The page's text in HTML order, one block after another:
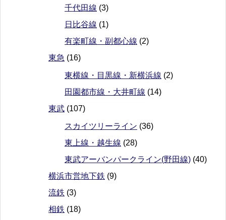
千代田線 (3)
日比谷線 (1)
有楽町線・副都心線 (2)
東急 (16)
東横線・目黒線・新横浜線 (2)
田園都市線・大井町線 (14)
東武 (107)
スカイツリーライン (36)
東上線・越生線 (28)
東武アーバンパークライン(野田線) (40)
横浜市営地下鉄 (9)
流鉄 (3)
相鉄 (18)